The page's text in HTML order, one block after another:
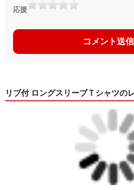
応援
コメント送信
リブ付 ロングスリーブＴシャツの